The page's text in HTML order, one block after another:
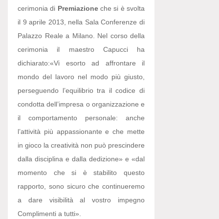
cerimonia di Premiazioneche si è svolta
il 9 aprile 2013, nella Sala Conferenze di
Palazzo Reale a Milano. Nel corso della
cerimonia il maestro Capucci ha
dichiarato:«Vi esorto ad affrontare il
mondo del lavoro nel modo più giusto,
perseguendo l’equilibrio tra il codice di
condotta dell’impresa o organizzazione e
il comportamento personale: anche
l’attività più appassionante e che mette
in gioco la creatività non può prescindere
dalla disciplina e dalla dedizione» e «dal
momento che si è stabilito questo
rapporto, sono sicuro che continueremo
a dare visibilità al vostro impegno
Complimenti a tutti».